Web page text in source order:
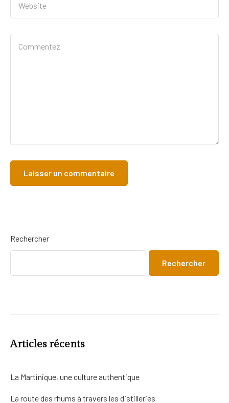
Rechercher
Rechercher
Articles récents
La Martinique, une culture authentique
La route des rhums à travers les distilleries